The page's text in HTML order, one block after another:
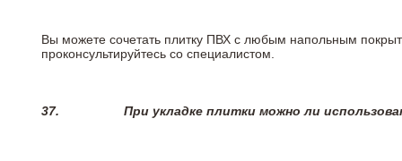
Вы можете сочетать плитку ПВХ с любым напольным
проконсультируйтесь со специалистом.
37. При укладке плитки можно ли